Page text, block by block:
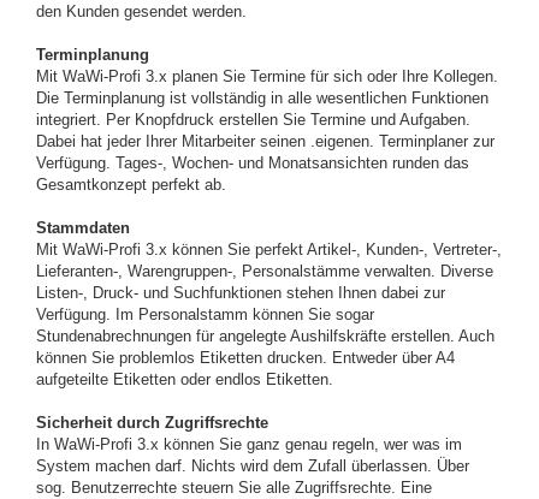
den Kunden gesendet werden.
Terminplanung
Mit WaWi-Profi 3.x planen Sie Termine für sich oder Ihre Kollegen.
Die Terminplanung ist vollständig in alle wesentlichen Funktionen
integriert. Per Knopfdruck erstellen Sie Termine und Aufgaben.
Dabei hat jeder Ihrer Mitarbeiter seinen .eigenen. Terminplaner zur
Verfügung. Tages-, Wochen- und Monatsansichten runden das
Gesamtkonzept perfekt ab.
Stammdaten
Mit WaWi-Profi 3.x können Sie perfekt Artikel-, Kunden-, Vertreter-,
Lieferanten-, Warengruppen-, Personalstämme verwalten. Diverse
Listen-, Druck- und Suchfunktionen stehen Ihnen dabei zur
Verfügung. Im Personalstamm können Sie sogar
Stundenabrechnungen für angelegte Aushilfskräfte erstellen. Auch
können Sie problemlos Etiketten drucken. Entweder über A4
aufgeteilte Etiketten oder endlos Etiketten.
Sicherheit durch Zugriffsrechte
In WaWi-Profi 3.x können Sie ganz genau regeln, wer was im
System machen darf. Nichts wird dem Zufall überlassen. Über
sog. Benutzerrechte steuern Sie alle Zugriffsrechte. Eine